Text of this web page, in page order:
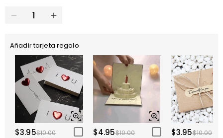
Añadir tarjeta regalo
$3.95$10.00 $4.95$10.00 $3.95$10.00